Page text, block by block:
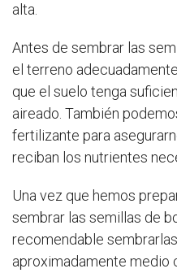
alta.
Antes de sembrar las
el terreno
que el suelo tenga
aireado. También
fertilizante para
reciban los nutrientes
Una vez que hemos
sembrar las semillas de
recomendable
aproximadamente medio